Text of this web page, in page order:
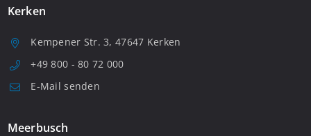
Kerken
Kempener Str. 3, 47647 Kerken
+49 800 - 80 72 000
E-Mail senden
Meerbusch